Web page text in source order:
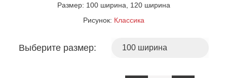
Размер: 100 ширина, 120 ширина
Рисунок: Классика
Выберите размер: